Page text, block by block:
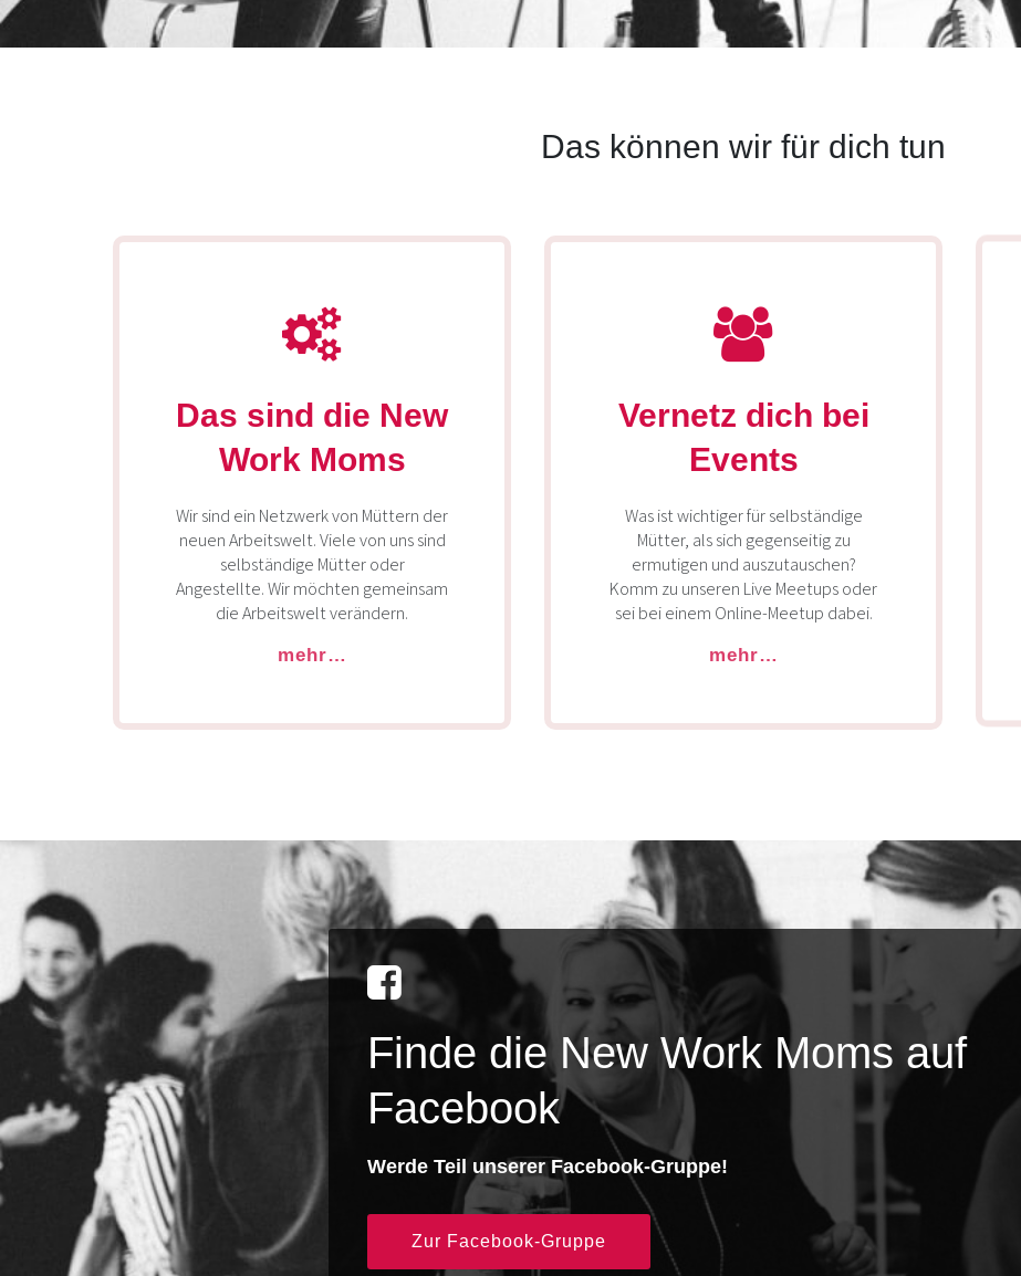
Das können wir für dich tun
Das sind die New
Work Moms
Wir sind ein Netzwerk von Müttern der
neuen Arbeitswelt. Viele von uns sind
selbständige Mütter oder
Angestellte. Wir möchten gemeinsam
die Arbeitswelt verändern.
mehr…
Vernetz dich bei
Events
Was ist wichtiger für selbständige
Mütter, als sich gegenseitig zu
ermutigen und auszutauschen?
Komm zu unseren Live Meetups oder
sei bei einem Online-Meetup dabei.
mehr…
Finde die New Work Moms auf
Facebook
Werde Teil unserer Facebook-Gruppe!
Zur Facebook-Gruppe